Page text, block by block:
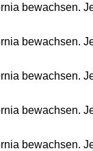
bewachsen.
bewachsen.
bewachsen.
bewachsen.
bewachsen.